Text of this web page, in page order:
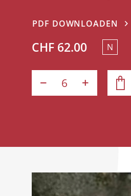
PDF DOWNLOADEN
CHF 62.00 N